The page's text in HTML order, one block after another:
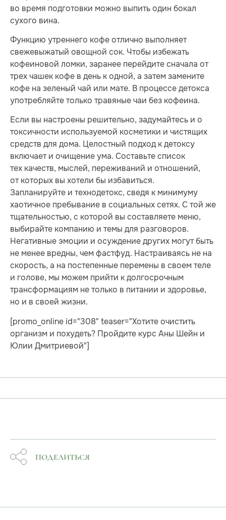
во время подготовки можно выпить один бокал
сухого вина.
Функцию утреннего кофе отлично выполняет
свежевыжатый овощной сок. Чтобы избежать
кофеиновой ломки, заранее перейдите сначала от
трех чашек кофе в день к одной, а затем замените
кофе на зеленый чай или мате. В процессе детокса
употребляйте только травяные чаи без кофеина.
Если вы настроены решительно, задумайтесь и о
токсичности используемой косметики и чистящих
средств для дома. Целостный подход к детоксу
включает и очищение ума. Составьте список
тех качеств, мыслей, переживаний и отношений,
от которых вы хотели бы избавиться.
Запланируйте и технодетокс, сведя к минимуму
хаотичное пребывание в социальных сетях. С той же
тщательностью, с которой вы составляете меню,
выбирайте компанию и темы для разговоров.
Негативные эмоции и осуждение других могут быть
не менее вредны, чем фастфуд. Настраиваясь не на
скорость, а на постепенные перемены в своем теле
и голове, мы можем прийти к долгосрочным
трансформациям не только в питании и здоровье,
но и в своей жизни.
[promo_online id="308" teaser="Хотите очистить
организм и похудеть? Пройдите курс Аны Шейн и
Юлии Дмитриевой"]
ПОДЕЛИТЬСЯ